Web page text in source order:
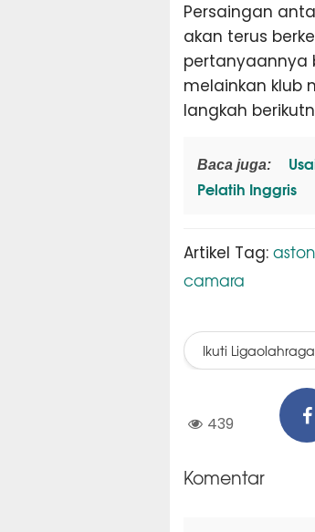
Persaingan
akan terus
pertanyaannya
melainkan klub
langkah
Baca juga:
Pelatih Inggris
Artikel Tag:
camara
Ikuti
439
Komentar